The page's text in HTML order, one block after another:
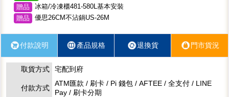
贈品
冰箱/冷凍櫃481-580L基本安裝
贈品
優思26CM不沾鍋US-26M
付款說明 產品規格 退換貨 門市貨況
取貨方式 宅配到府
付款方式
ATM匯款 / 刷卡 / Pi 錢包 / AFTEE / 全支付 / LINE
Pay / 刷卡分期